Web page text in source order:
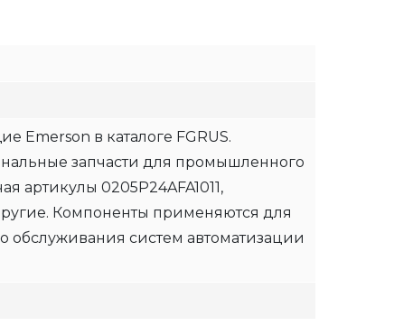
Emerson в каталоге FGRUS.
запчасти для промышленного
артикулы 0205P24AFA1011,
Компоненты применяются для
обслуживания систем автоматизации